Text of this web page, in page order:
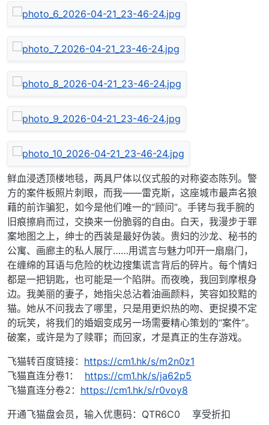
鲜血浸透顶楼地毯，两具尸体以仪式般的对称姿态陈列。警
方的案件板照片刺眼，而我——雷克斯，这座城市最声名狼
藉的前诈骗犯，如今是他们唯一的“顾问”。手铐与我手腕的
旧痕擦肩而过，交换来一份脆弱的自由。白天，我漫步于罪
案地图之上，绅士的西装是最好伪装。贵妇的沙龙、秘书的
公寓、画廊主的私人展厅……用谎言与魅力叩开一扇扇门，
在缠绵的耳语与危险的枕边搜集谎言背后的碎片。每个情妇
都是一把钥匙，也可能是一个陷阱。而夜晚，我回到摩根身
边。我美丽的妻子，她指尖总沾着油画颜料，笑容如狡黠的
猫。她从不问我去了哪里，只是用更炽热的吻、更捉摸不定
的玩笑，将我们的婚姻变成另一场需要精心策划的“案件”。
破案，或许是为了赎罪；而回家，才是真正的生存游戏。
飞猫转百度链接： https://cm1.hk/s/m2n0z1
飞猫直连分卷1： https://cm1.hk/s/ja62p5
飞猫直连分卷2： https://cm1.hk/s/r0voy8
开通飞猫盘会员，输入优惠码：QTR6C0 享受折扣